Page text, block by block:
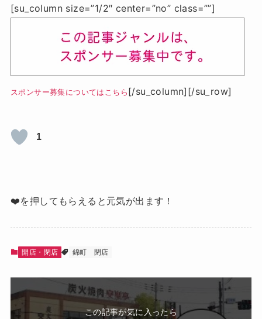
[su_column size=”1/2″ center=”no” class=””]
スポンサー募集についてはこちら [/su_column][/su_row]
1
❤️を押してもらえると元気が出ます！
開店・閉店 錦町 閉店
この記事が気に入ったら